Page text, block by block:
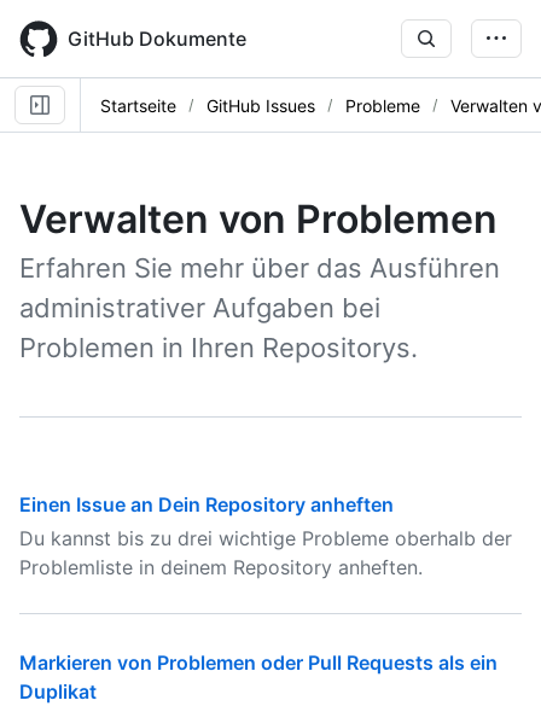
main
content
GitHub Dokumente
Startseite GitHub Issues Probleme Verwalten
Verwalten von Problemen
Erfahren Sie mehr über das Ausführen
administrativer Aufgaben bei
Problemen in Ihren Repositorys.
Einen Issue an Dein Repository anheften
Du kannst bis zu drei wichtige Probleme oberhalb der
Problemliste in deinem Repository anheften.
Markieren von Problemen oder Pull Requests als ein
Duplikat